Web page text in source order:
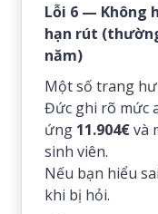
Lỗi 6 — Không
hạn rút
năm)
Một số trang
Đức ghi rõ mức
ứng 11.904€và
sinh viên.
Nếu bạn hiểu
khi bị hỏi.